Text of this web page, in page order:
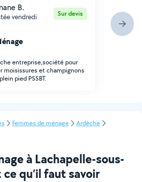
B.
vendredi Sur devis
entreprise,société pour
moisissures et champignons
pied PSSBT.
Femmes de ménage
Ardèche
à Lachapelle-sous-
qu’il faut savoir